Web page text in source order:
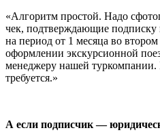
«Алгоритм простой. Надо
чек, подтверждающие
на период от 1 месяца во
оформлении экскурсионной
менеджеру нашей
требуется.»
А если подписчик —